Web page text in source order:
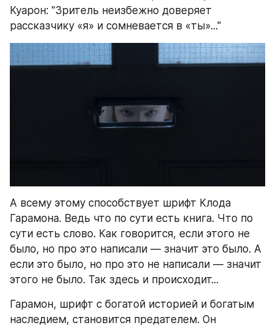
Куарон: "Зритель неизбежно доверяет
рассказчику «я» и сомневается в «ты»..."
А всему этому способствует шрифт Клода
Гарамона. Ведь что по сути есть книга. Что по
сути есть слово. Как говорится, если этого не
было, но про это написали — значит это было. А
если это было, но про это не написали — значит
этого не было. Так здесь и происходит...
Гарамон, шрифт с богатой историей и богатым
наследием, становится предателем. Он